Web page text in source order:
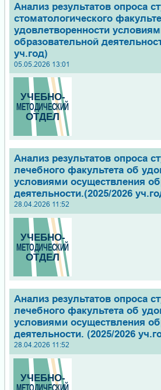
Анализ результатов опроса
стоматологического
удовлетворенности
образовательной
уч.год)
05.05.2026 13:01
Анализ результатов опроса
лечебного факультета об
условиями осуществления
деятельности.(2025/2026
28.04.2026 11:52
Анализ результатов опроса
лечебного факультета об
условиями осуществления
деятельности. (2025/2026
28.04.2026 11:52